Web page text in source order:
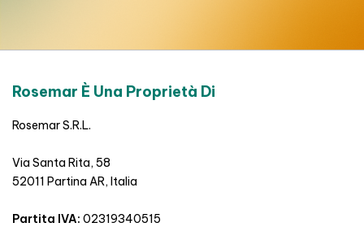
Rosemar È Una Proprietà Di
Rosemar S.R.L.
Via Santa Rita, 58
52011 Partina AR, Italia
Partita IVA: 02319340515